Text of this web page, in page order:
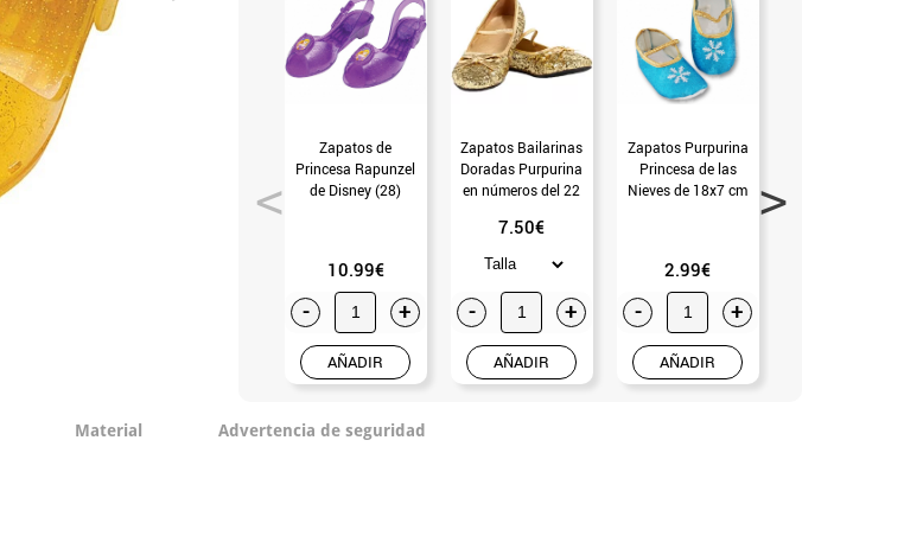
Zapatos de
Princesa Rapunzel
de Disney (28)
10.99€
- +
AÑADIR
Zapatos Bailarinas
Doradas Purpurina
en números del 22
7.50€
- +
AÑADIR
Zapatos Purpurina
Princesa de las
Nieves de 18x7 cm
2.99€
- +
AÑADIR
Material
Advertencia de seguridad